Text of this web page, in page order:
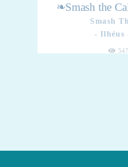
❧Smash the
Smash
Ilhéus
547